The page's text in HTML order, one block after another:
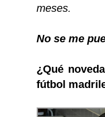
meses.
No se me
¿Qué
fútbol